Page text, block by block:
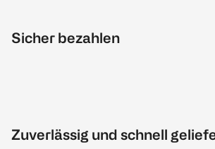
Sicher bezahlen
Zuverlässig und schnell